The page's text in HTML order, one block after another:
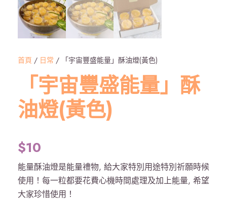
首頁 / 日常 / 「宇宙豐盛能量」酥油燈(黃色)
「宇宙豐盛能量」酥
油燈(黃色)
$10
能量酥油燈是能量禮物, 給大家特別用途特別祈願時候
使用！每一粒都要花費心機時間處理及加上能量, 希望
大家珍惜使用！